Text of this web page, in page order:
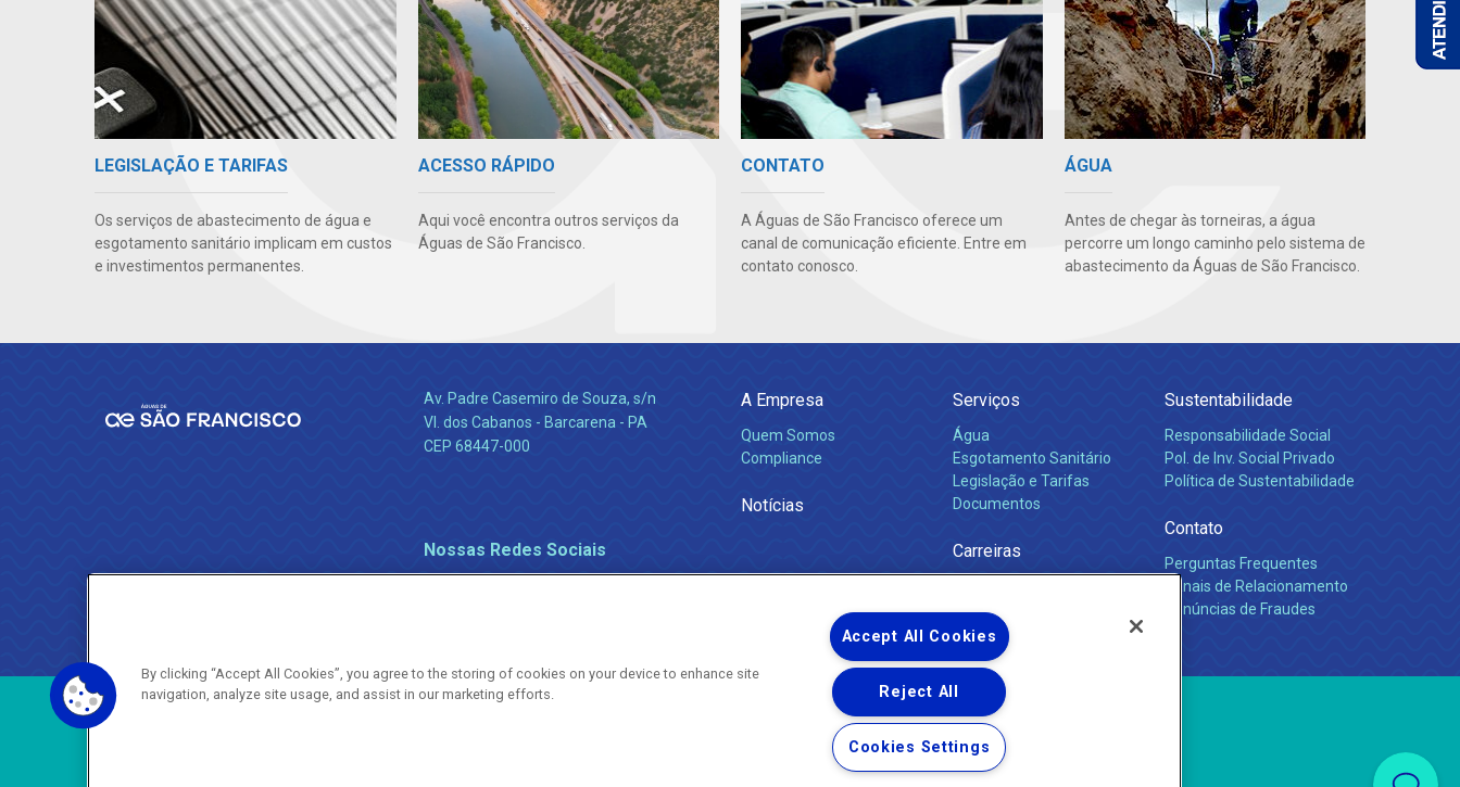
LEGISLAÇÃO E TARIFAS
Os serviços de abastecimento de água e
esgotamento sanitário implicam em custos
e investimentos permanentes.
ACESSO RÁPIDO
Aqui você encontra outros serviços da
Águas de São Francisco.
CONTATO
A Águas de São Francisco oferece um
canal de comunicação eficiente. Entre em
contato conosco.
ÁGUA
Antes de chegar às torneiras, a água
percorre um longo caminho pelo sistema de
abastecimento da Águas de São Francisco.
Av. Padre Casemiro de Souza, s/n
Vl. dos Cabanos - Barcarena - PA
CEP 68447-000
Nossas Redes Sociais
A Empresa
Quem Somos
Compliance
Notícias
Serviços
Água
Esgotamento Sanitário
Legislação e Tarifas
Documentos
Carreiras
Sustentabilidade
Responsabilidade Social
Pol. de Inv. Social Privado
Política de Sustentabilidade
Contato
Perguntas Frequentes
Canais de Relacionamento
Denúncias de Fraudes
Copyright ® 2026 - Todos os Direitos Reservados.
By clicking “Accept All Cookies”, you agree to the storing of cookies on your device to enhance site
navigation, analyze site usage, and assist in our marketing efforts.
Accept All Cookies
Reject All
Cookies Settings